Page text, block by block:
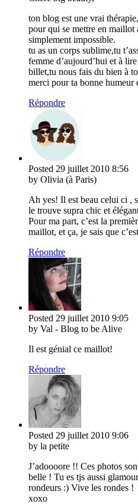
ton blog est une vrai
pour qui se mettre en maillot
simplement impossible.
tu as un corps sublime,tu
femme d’aujourd’hui et à
billet,tu nous fais du bien à
merci pour ta bonne humeur
Répondre
Posted 29 juillet 2010 8:56
by Olivia (à Paris)
Ah yes! Il est beau celui ci ,
le trouve supra chic et
Pour ma part, c’est la
maillot, et ça, je sais que
Répondre
Posted 29 juillet 2010 9:05
by Val - Blog to be Alive
Il est génial ce maillot!
Répondre
Posted 29 juillet 2010 9:06
by la petite
J’adoooore !! Ces photos
belle ! Tu es tjs aussi
rondeurs :) Vive les rondes !
xoxo